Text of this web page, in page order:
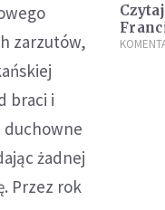
zarzutów,
braci i
duchowne
żadnej
Przez rok